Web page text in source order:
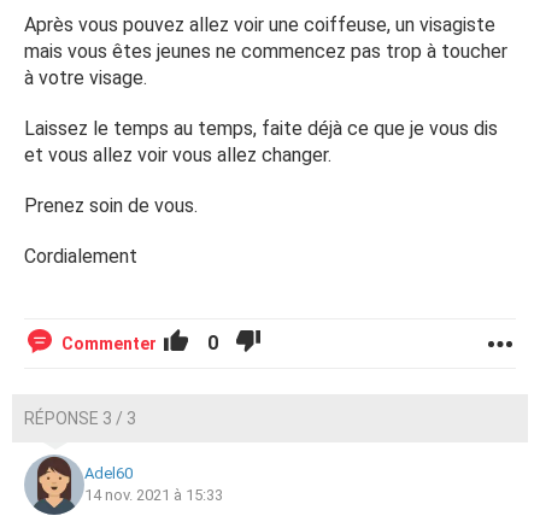
Après vous pouvez allez voir une coiffeuse, un visagiste
mais vous êtes jeunes ne commencez pas trop à toucher
à votre visage.
Laissez le temps au temps, faite déjà ce que je vous dis
et vous allez voir vous allez changer.
Prenez soin de vous.
Cordialement
Commenter 0
RÉPONSE 3 / 3
Adel60
14 nov. 2021 à 15:33